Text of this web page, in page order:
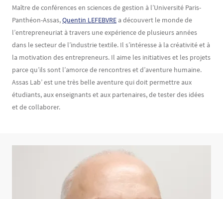
Maître de conférences en sciences de gestion à l’Université Paris-
Panthéon-Assas,Quentin LEFEBVRE a découvert le monde de
l’entrepreneuriat à travers une expérience de plusieurs années
dans le secteur de l’industrie textile. Il s’intéresse à la créativité et à
la motivation des entrepreneurs. Il aime les initiatives et les projets
parce qu’ils sont l’amorce de rencontres et d’aventure humaine.
Assas Lab’ est une très belle aventure qui doit permettre aux
étudiants, aux enseignants et aux partenaires, de tester des idées
et de collaborer.